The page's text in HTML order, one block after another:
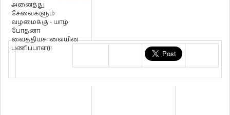
அனைத்து
சேவைகளும்
வழமைக்கு - யாழ்
போதனா
வைத்தியசாலையின்
பணிப்பாளர்!